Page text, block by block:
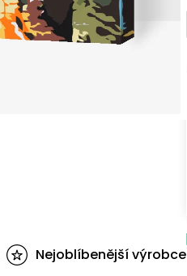
Nejoblíbenější výrobce